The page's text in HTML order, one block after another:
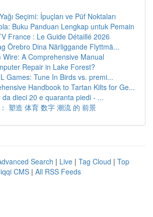
Seçimi: İpuçları ve Püf Noktaları
Buku Panduan Lengkap untuk Pemain
France : Le Guide Détaillé 2026
Örebro Dina Närliggande Flyttmä...
Wire: A Comprehensive Manual
Repair in Lake Forest?
Games: Tune In Birds vs. premi...
Handbook to Tartan Kilts for Ge...
da dieci 20 e quaranta piedi - ...
塑造 体育 数字 潮流 的 前景
Search | Live | Tag Cloud | Top
CMS | All RSS Feeds